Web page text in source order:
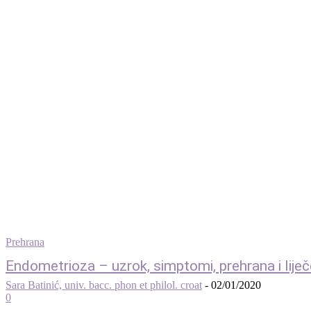
Prehrana
Endometrioza – uzrok, simptomi, prehrana i
Sara Batinić, univ. bacc. phon et philol. croat - 02/01/2020
0